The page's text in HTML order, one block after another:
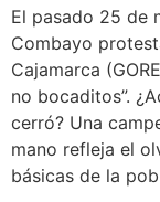
El pasado 25 de
Combayo
Cajamarca
no bocaditos”.
cerró? Una
mano refleja el
básicas de la